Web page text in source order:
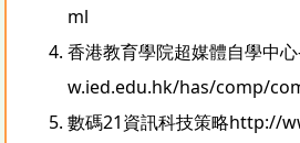
ml
香港教育學院超媒體自學中
w.ied.edu.hk/has/comp/
數碼21資訊科技策略http://